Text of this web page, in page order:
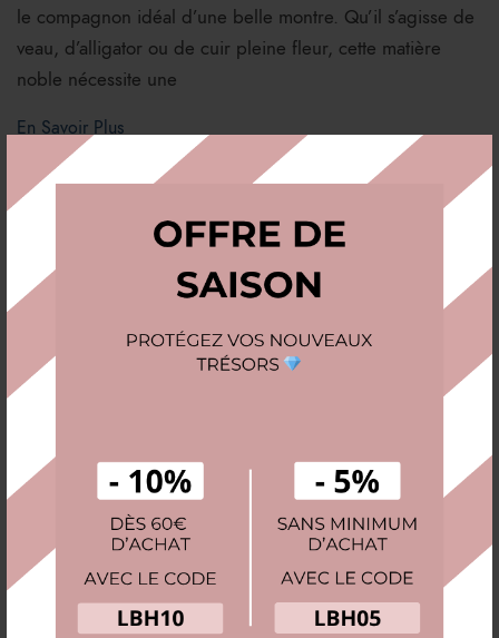
le compagnon idéal d’une belle montre. Qu’il s’agisse de
veau, d’alligator ou de cuir pleine fleur, cette matière
noble nécessite une
En Savoir Plus
Jan